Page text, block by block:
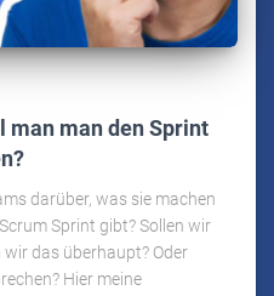
man man den Sprint
darüber, was sie machen
Sprint gibt? Sollen wir
das überhaupt? Oder
Hier meine